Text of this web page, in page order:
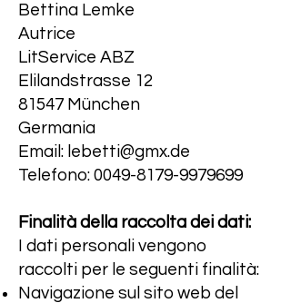
Bettina Lemke
Autrice
LitService ABZ
Elilandstrasse 12
81547 München
Germania
Email: lebetti@gmx.de
Telefono: 0049-8179-9979699
Finalità della raccolta dei dati:
I dati personali vengono
raccolti per le seguenti finalità:
Navigazione sul sito web del